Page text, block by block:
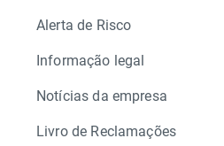
Alerta de Risco
Informação legal
Notícias da empresa
Livro de Reclamações